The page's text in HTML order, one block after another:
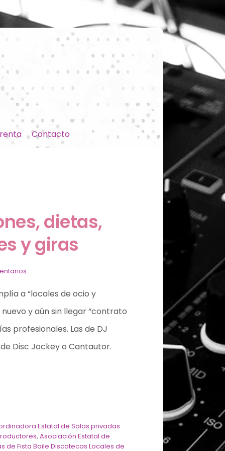
Contacto
dietas,
y giras
a “locales de ocio y
y aún sin llegar “contrato
profesionales. Las de DJ
Disc Jockey o Cantautor.
Estatal de Salas privadas
,Asociación Estatal de
de Fista Baile Discotecas Locales de